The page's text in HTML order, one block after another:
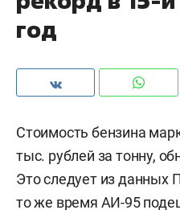
год
Стоимость бензина
тыс. рублей за тонну,
Это следует из данных
то же время АИ-95